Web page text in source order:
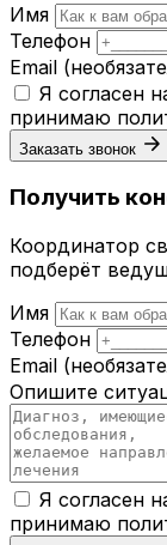
Имя
Телефон
Email
Я согласен
принимаю
Заказать звонок
Получить
Координатор
подберёт
Имя
Телефон
Email
Опишите
Я согласен
принимаю